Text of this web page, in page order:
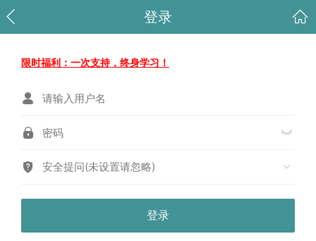
登录
限时福利：一次支持，终身学习！
安全提问(未设置请忽略)
登录